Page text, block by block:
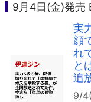
9月4日(金)発売
実
顔
れ
と
追
9/